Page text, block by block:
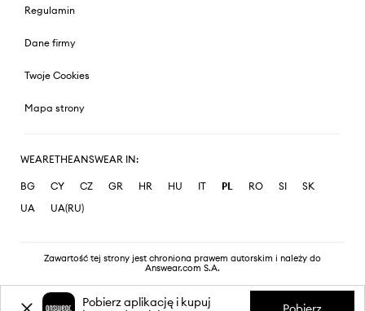
Regulamin
Dane firmy
Twoje Cookies
Mapa strony
WEARETHEANSWEAR IN:
BG CY CZ GR HR HU IT PL RO SI
SK
UA
UA(RU)
Zawartość tej strony jest chroniona prawem autorskim i należy do
Answear.com S.A.
Pobierz aplikację i kupuj